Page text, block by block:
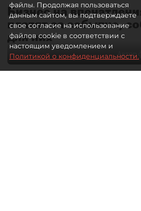
Бизнес на
платят за событие,
для них
Автор
файлы. Продолжая пользоваться
данным сайтом, вы подтверждаете
свое согласие на использование
файлов cookie в соответствии с
настоящим уведомлением и
Политикой о конфиденциальности.